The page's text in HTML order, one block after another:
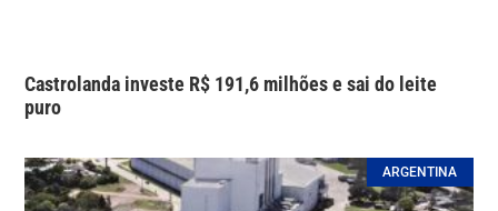
Castrolanda investe R$ 191,6 milhões e sai do leite
puro
ARGENTINA